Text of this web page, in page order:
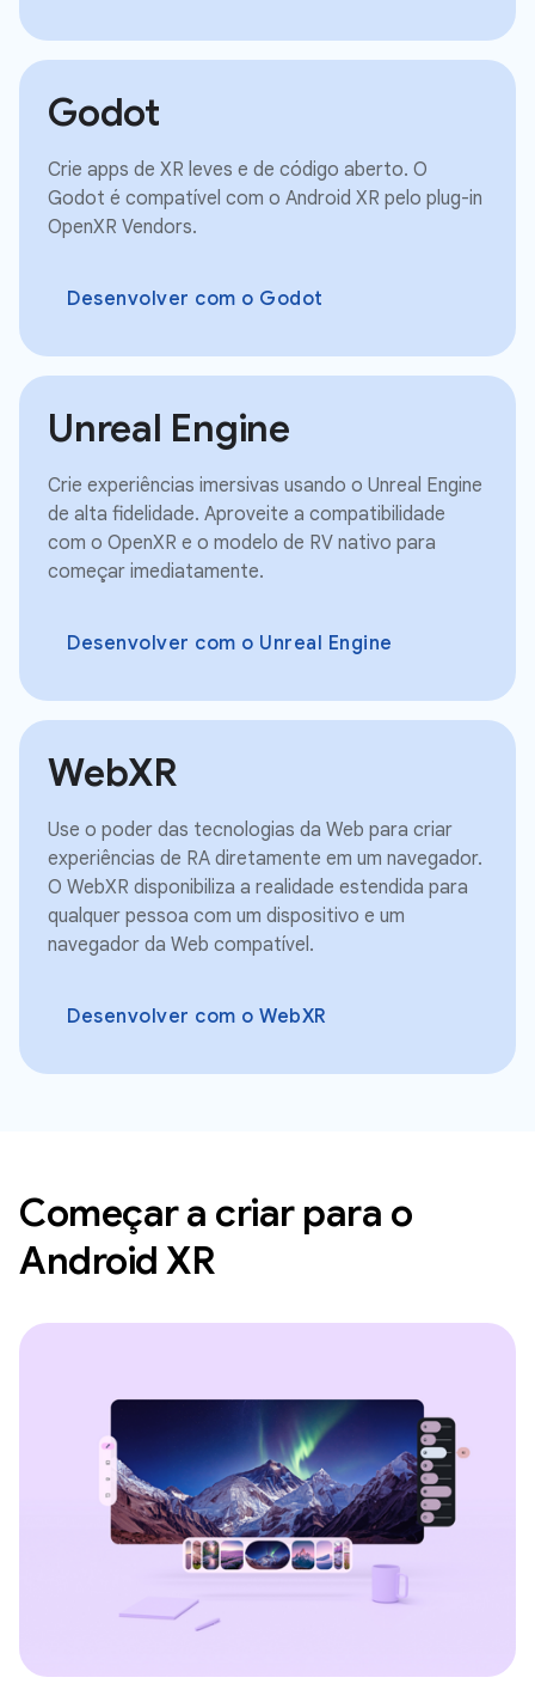
Godot
Crie apps de XR leves e de código aberto. O
Godot é compatível com o Android XR pelo plug-in
OpenXR Vendors.
Desenvolver com o Godot
Unreal Engine
Crie experiências imersivas usando o Unreal Engine
de alta fidelidade. Aproveite a compatibilidade
com o OpenXR e o modelo de RV nativo para
começar imediatamente.
Desenvolver com o Unreal Engine
WebXR
Use o poder das tecnologias da Web para criar
experiências de RA diretamente em um navegador.
O WebXR disponibiliza a realidade estendida para
qualquer pessoa com um dispositivo e um
navegador da Web compatível.
Desenvolver com o WebXR
Começar a criar para o
Android XR